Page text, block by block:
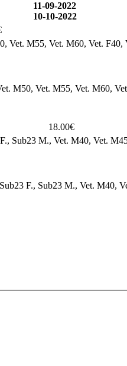
11-09-2022
10-10-2022
Vet. M55, Vet. M60, Vet. F40,
M50, Vet. M55, Vet. M60,
18.00€
Sub23 M., Vet. M40, Vet.
F., Sub23 M., Vet. M40,